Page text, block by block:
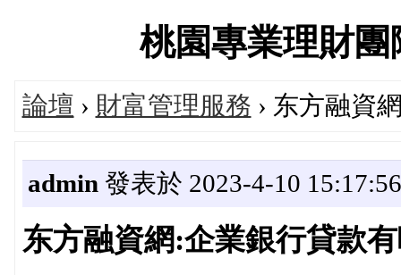
桃園專業理財
論壇 › 財富管理服務 › 东方融資
admin 發表於 2023-4-10 15:17:56
东方融資網:企業銀行貸款